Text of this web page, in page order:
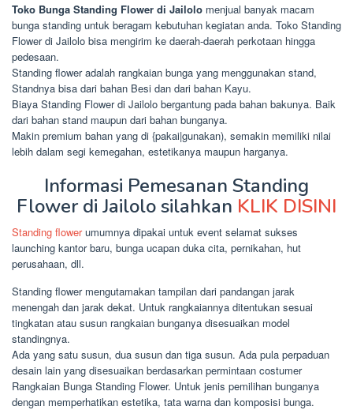
Toko Bunga Standing Flower di Jailolo menjual banyak macam
bunga standing untuk beragam kebutuhan kegiatan anda. Toko Standing
Flower di Jailolo bisa mengirim ke daerah-daerah perkotaan hingga
pedesaan.
Standing flower adalah rangkaian bunga yang menggunakan stand,
Standnya bisa dari bahan Besi dan dari bahan Kayu.
Biaya Standing Flower di Jailolo bergantung pada bahan bakunya. Baik
dari bahan stand maupun dari bahan bunganya.
Makin premium bahan yang di {pakai|gunakan), semakin memiliki nilai
lebih dalam segi kemegahan, estetikanya maupun harganya.
Informasi Pemesanan Standing
Flower di Jailolo silahkan KLIK DISINI
Standing flowerumumnya dipakai untuk event selamat sukses
launching kantor baru, bunga ucapan duka cita, pernikahan, hut
perusahaan, dll.
Standing flower mengutamakan tampilan dari pandangan jarak
menengah dan jarak dekat. Untuk rangkaiannya ditentukan sesuai
tingkatan atau susun rangkaian bunganya disesuaikan model
standingnya.
Ada yang satu susun, dua susun dan tiga susun. Ada pula perpaduan
desain lain yang disesuaikan berdasarkan permintaan costumer
Rangkaian Bunga Standing Flower. Untuk jenis pemilihan bunganya
dengan memperhatikan estetika, tata warna dan komposisi bunga.